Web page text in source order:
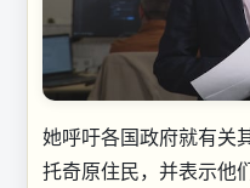
她呼吁各国政府就有关
托奇原住民，并表示他